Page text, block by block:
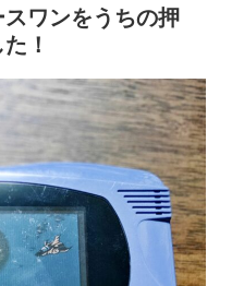
ワンをうちの押
！